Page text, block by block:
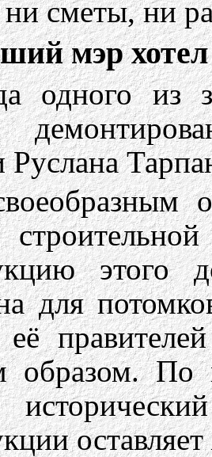
ни сметы, ни
мэр хотел
одного из
Руслана
этого
для
образом. По